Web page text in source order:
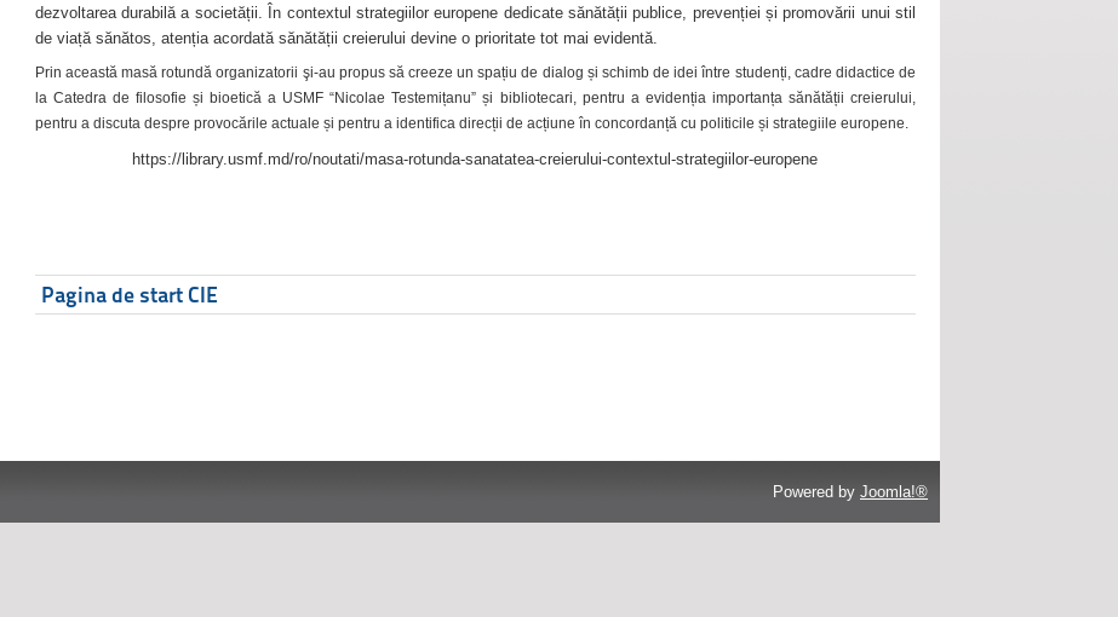
dezvoltarea durabilă a societății. În contextul strategiilor europene dedicate sănătății publice, prevenției și promovării unui stil
de viață sănătos, atenția acordată sănătății creierului devine o prioritate tot mai evidentă.
Prin această masă rotundă organizatorii şi-au propus să creeze un spațiu de dialog și schimb de idei între studenți, cadre didactice de
la Catedra de filosofie și bioetică a USMF “Nicolae Testemițanu” și bibliotecari, pentru a evidenția importanța sănătății creierului,
pentru a discuta despre provocările actuale și pentru a identifica direcții de acțiune în concordanță cu politicile și strategiile europene.
https://library.usmf.md/ro/noutati/masa-rotunda-sanatatea-creierului-contextul-strategiilor-europene
Pagina de start CIE
Powered by Joomla!®